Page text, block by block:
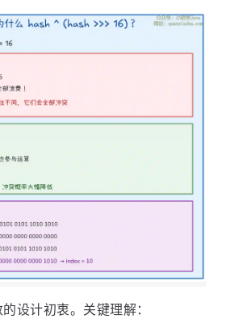
设计初衷。关键理解：